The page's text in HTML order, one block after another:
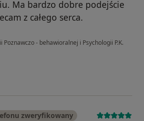
Ma bardzo dobre podejście
z całego serca.
Poznawczo - behawioralnej i Psychologii P.K.
zweryfikowany